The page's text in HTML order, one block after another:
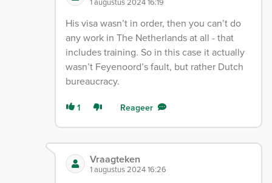
1 augustus 2024 16:19
His visa wasn’t in order, then you can’t do
any work in The Netherlands at all - that
includes training. So in this case it actually
wasn’t Feyenoord’s fault, but rather Dutch
bureaucracy.
1 Reageer
Vraagteken
1 augustus 2024 16:26